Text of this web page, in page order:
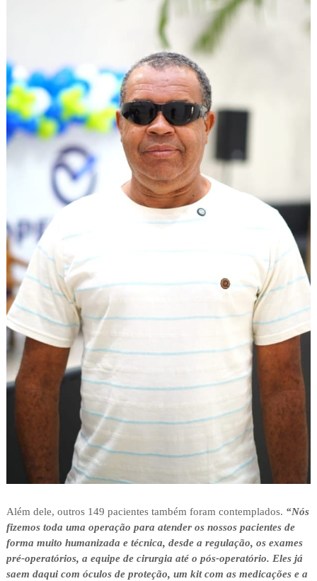
Além dele, outros 149 pacientes também foram contemplados. “Nós
fizemos toda uma operação para atender os nossos pacientes de
forma muito humanizada e técnica, desde a regulação, os exames
pré-operatórios, a equipe de cirurgia até o pós-operatório. Eles já
saem daqui com óculos de proteção, um kit com as medicações e a